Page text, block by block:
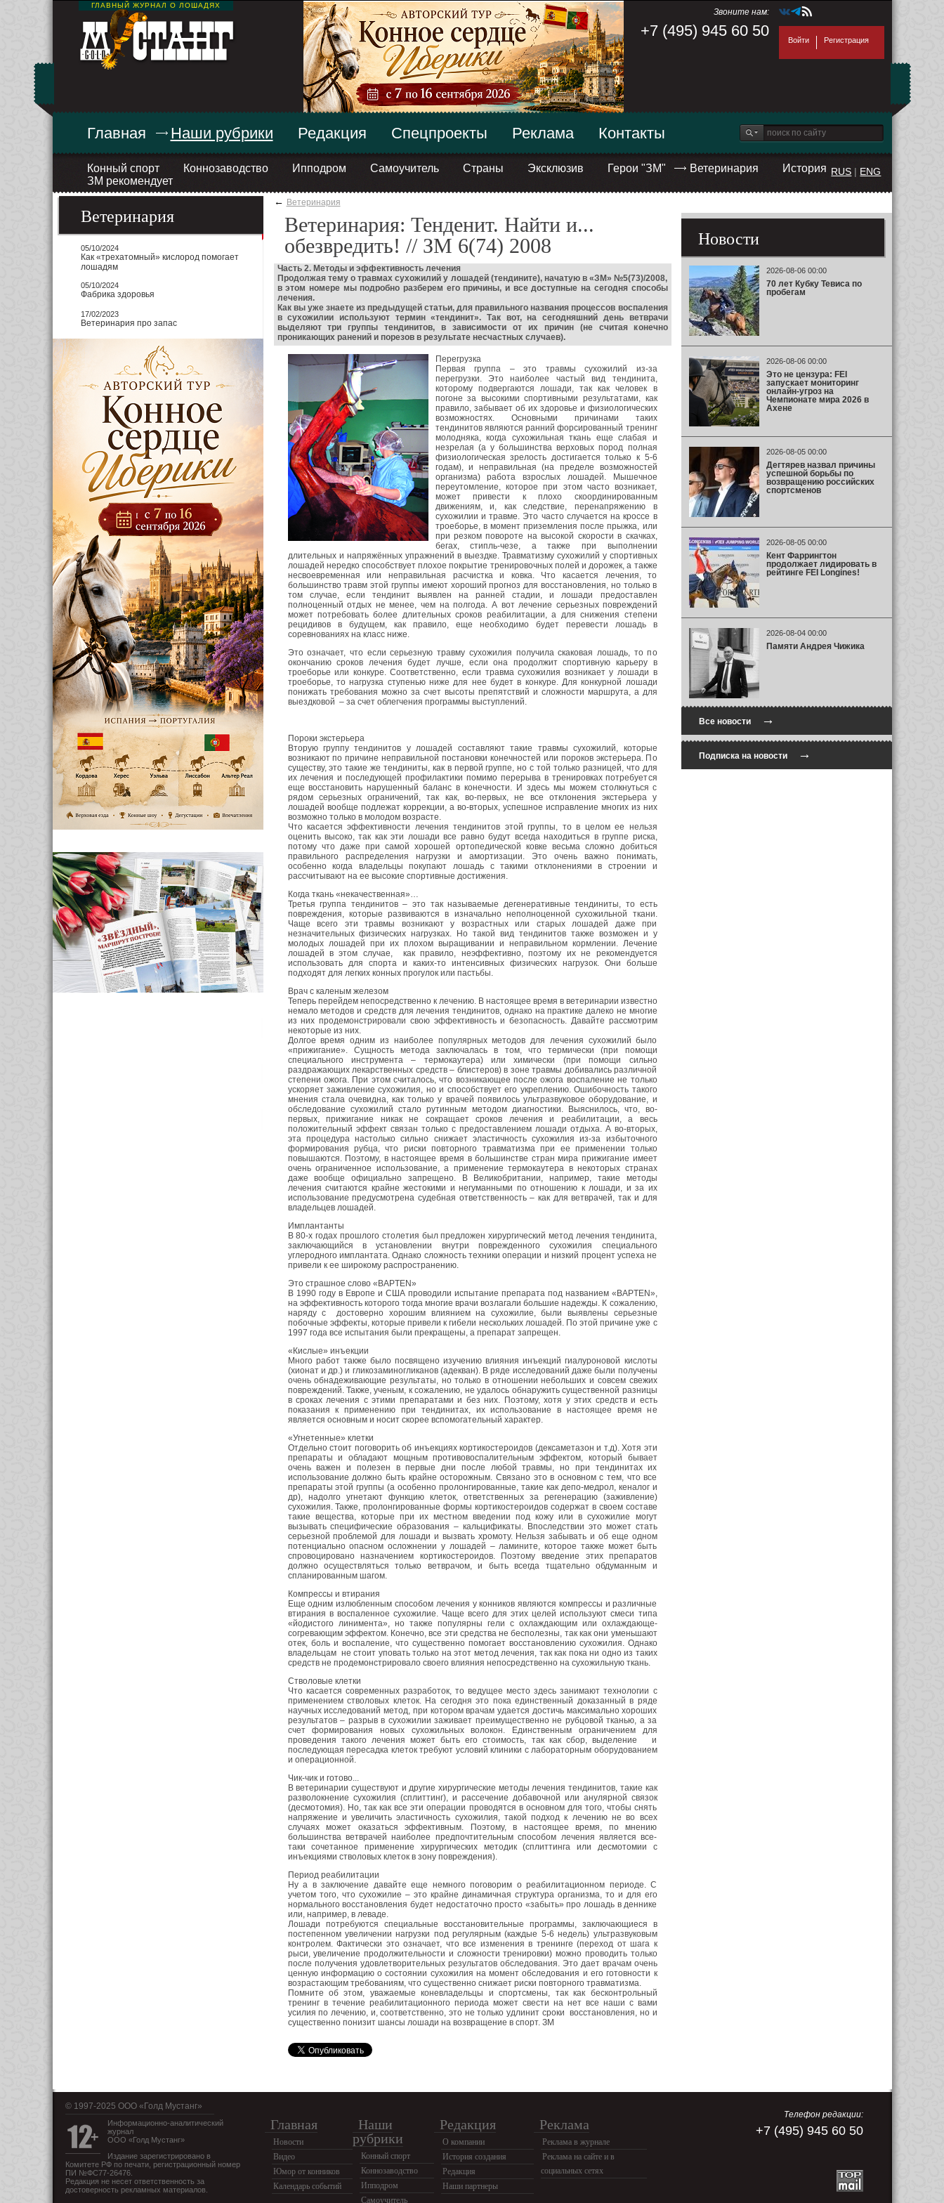
ГЛАВНЫЙ ЖУРНАЛ О ЛОШАДЯХ
Звоните нам:
+7 (495) 945 60 50
Войти Регистрация
Главная Наши рубрики
Конный спорт Коннозаводство Ипподром Самоучитель Страны Эксклюзив Герои "ЗМ" Ветеринария
История
ЗМ рекомендует
Редакция Спецпроекты Реклама Контакты
RUS | ENG
Ветеринария
05/10/2024
Как «трехатомный» кислород помогает
лошадям
05/10/2024
Фабрика здоровья
17/02/2023
Ветеринария про запас
← Ветеринария
Ветеринария: Тенденит. Найти и...
обезвредить! // ЗМ 6(74) 2008
Часть 2. Методы и эффективность лечения
Продолжая тему о травмах сухожилий у лошадей (тендините), начатую в «ЗМ» №5(73)/2008,
в этом номере мы подробно разберем его причины, и все доступные на сегодня способы
лечения.
Как вы уже знаете из предыдущей статьи, для правильного названия процессов воспаления
в сухожилии используют термин «тендинит». Так вот, на сегодняшний день ветврачи
выделяют три группы тендинитов, в зависимости от их причин (не считая конечно
проникающих ранений и порезов в результате несчастных случаев).
Перегрузка
Первая группа – это травмы сухожилий из-за
перегрузки. Это наиболее частый вид тендинита,
которому подвергаются лошади, так как человек в
погоне за высокими спортивными результатами, как
правило, забывает об их здоровье и физиологических
возможностях. Основными причинами таких
тендинитов являются ранний форсированный тренинг
молодняка, когда сухожильная ткань еще слабая и
незрелая (а у большинства верховых пород полная
физиологическая зрелость достигается только к 5-6
годам), и неправильная (на пределе возможностей
организма) работа взрослых лошадей. Мышечное
переутомление, которое при этом часто возникает,
может привести к плохо скоординированным
движениям, и, как следствие, перенапряжению в
сухожилии и травме. Это часто случается на кроссе в
троеборье, в момент приземления после прыжка, или
при резком повороте на высокой скорости в скачках,
бегах, стипль-чезе, а также при выполнении
длительных и напряжённых упражнений в выездке. Травматизму сухожилий у спортивных
лошадей нередко способствует плохое покрытие тренировочных полей и дорожек, а также
несвоевременная или неправильная расчистка и ковка. Что касается лечения, то
большинство травм этой группы имеют хороший прогноз для восстановления, но только в
том случае, если тендинит выявлен на ранней стадии, и лошади предоставлен
полноценный отдых не менее, чем на полгода. А вот лечение серьезных повреждений
может потребовать более длительных сроков реабилитации, а для снижения степени
рецидивов в будущем, как правило, еще необходимо будет перевести лошадь в
соревнованиях на класс ниже.
Это означает, что если серьезную травму сухожилия получила скаковая лошадь, то по
окончанию сроков лечения будет лучше, если она продолжит спортивную карьеру в
троеборье или конкуре. Соответственно, если травма сухожилия возникает у лошади в
троеборье, то нагрузка ступенью ниже для нее будет в конкуре. Для конкурной лошади
понижать требования можно за счет высоты препятствий и сложности маршрута, а для
выездковой – за счет облегчения программы выступлений.
Пороки экстерьера
Вторую группу тендинитов у лошадей составляют такие травмы сухожилий, которые
возникают по причине неправильной постановки конечностей или пороков экстерьера. По
существу, это такие же тендиниты, как в первой группе, но с той только разницей, что для
их лечения и последующей профилактики помимо перерыва в тренировках потребуется
еще восстановить нарушенный баланс в конечности. И здесь мы можем столкнуться с
рядом серьезных ограничений, так как, во-первых, не все отклонения экстерьера у
лошадей вообще подлежат коррекции, а во-вторых, успешное исправление многих из них
возможно только в молодом возрасте.
Что касается эффективности лечения тендинитов этой группы, то в целом ее нельзя
оценить высоко, так как эти лошади все равно будут всегда находиться в группе риска,
потому что даже при самой хорошей ортопедической ковке весьма сложно добиться
правильного распределения нагрузки и амортизации. Это очень важно понимать,
особенно когда владельцы покупают лошадь с такими отклонениями в строении и
рассчитывают на ее высокие спортивные достижения.
Когда ткань «некачественная»…
Третья группа тендинитов – это так называемые дегенеративные тендиниты, то есть
повреждения, которые развиваются в изначально неполноценной сухожильной ткани.
Чаще всего эти травмы возникают у возрастных или старых лошадей даже при
незначительных физических нагрузках. Но такой вид тендинитов также возможен и у
молодых лошадей при их плохом выращивании и неправильном кормлении. Лечение
лошадей в этом случае, как правило, неэффективно, поэтому их не рекомендуется
использовать для спорта и каких-то интенсивных физических нагрузок. Они больше
подходят для легких конных прогулок или пастьбы.
Врач с каленым железом
Теперь перейдем непосредственно к лечению. В настоящее время в ветеринарии известно
немало методов и средств для лечения тендинитов, однако на практике далеко не многие
из них продемонстрировали свою эффективность и безопасность. Давайте рассмотрим
некоторые из них.
Долгое время одним из наиболее популярных методов для лечения сухожилий было
«прижигание». Сущность метода заключалась в том, что термически (при помощи
специального инструмента – термокаутера) или химически (при помощи сильно
раздражающих лекарственных средств – блистеров) в зоне травмы добивались различной
степени ожога. При этом считалось, что возникающее после ожога воспаление не только
ускоряет заживление сухожилия, но и способствует его укреплению. Ошибочность такого
мнения стала очевидна, как только у врачей появилось ультразвуковое оборудование, и
обследование сухожилий стало рутинным методом диагностики. Выяснилось, что, во-
первых, прижигание никак не сокращает сроков лечения и реабилитации, а весь
положительный эффект связан только с предоставлением лошади отдыха. А во-вторых,
эта процедура настолько сильно снижает эластичность сухожилия из-за избыточного
формирования рубца, что риски повторного травматизма при ее применении только
повышаются. Поэтому, в настоящее время в большинстве стран мира прижигание имеет
очень ограниченное использование, а применение термокаутера в некоторых странах
даже вообще официально запрещено. В Великобритании, например, такие методы
лечения считаются крайне жестокими и негуманными по отношению к лошади, и за их
использование предусмотрена судебная ответственность – как для ветврачей, так и для
владельцев лошадей.
Имплантанты
В 80-х годах прошлого столетия был предложен хирургический метод лечения тендинита,
заключающийся в установлении внутри поврежденного сухожилия специального
углеродного имплантата. Однако сложность техники операции и низкий процент успеха не
привели к ее широкому распространению.
Это страшное слово «BAPTEN»
В 1990 году в Европе и США проводили испытание препарата под названием «BAPTEN»,
на эффективность которого тогда многие врачи возлагали большие надежды. К сожалению,
наряду с достоверно хорошим влиянием на сухожилие, были выявлены серьезные
побочные эффекты, которые привели к гибели нескольких лошадей. По этой причине уже с
1997 года все испытания были прекращены, а препарат запрещен.
«Кислые» инъекции
Много работ также было посвящено изучению влияния инъекций гиалуроновой кислоты
(хионат и др.) и гликозаминогликанов (адекван). В ряде исследований даже были получены
очень обнадеживающие результаты, но только в отношении небольших и совсем свежих
повреждений. Также, ученым, к сожалению, не удалось обнаружить существенной разницы
в сроках лечения с этими препаратами и без них. Поэтому, хотя у этих средств и есть
показания к применению при тендинитах, их использование в настоящее время не
является основным и носит скорее вспомогательный характер.
«Угнетенные» клетки
Отдельно стоит поговорить об инъекциях кортикостероидов (дексаметазон и т.д). Хотя эти
препараты и обладают мощным противовоспалительным эффектом, который бывает
очень важен и полезен в первые дни после любой травмы, но при тендинитах их
использование должно быть крайне осторожным. Связано это в основном с тем, что все
препараты этой группы (а особенно пролонгированные, такие как депо-медрол, кеналог и
др), надолго угнетают функцию клеток, ответственных за регенерацию (заживление)
сухожилия. Также, пролонгированные формы кортикостероидов содержат в своем составе
такие вещества, которые при их местном введении под кожу или в сухожилие могут
вызывать специфические образования – кальцификаты. Впоследствии это может стать
серьезной проблемой для лошади и вызвать хромоту. Нельзя забывать и об еще одном
потенциально опасном осложнении у лошадей – ламините, которое также может быть
спровоцировано назначением кортикостероидов. Поэтому введение этих препаратов
должно осуществляться только ветврачом, и быть всегда тщательно обдуманным и
спланированным шагом.
Компрессы и втирания
Еще одним излюбленным способом лечения у конников являются компрессы и различные
втирания в воспаленное сухожилие. Чаще всего для этих целей используют смеси типа
«йодистого линимента», но также популярны гели с охлаждающим или охлаждающе-
согревающим эффектом. Конечно, все эти средства не бесполезны, так как они уменьшают
отек, боль и воспаление, что существенно помогает восстановлению сухожилия. Однако
владельцам не стоит уповать только на этот метод лечения, так как пока ни одно из таких
средств не продемонстрировало своего влияния непосредственно на сухожильную ткань.
Стволовые клетки
Что касается современных разработок, то ведущее место здесь занимают технологии с
применением стволовых клеток. На сегодня это пока единственный доказанный в ряде
научных исследований метод, при котором врачам удается достичь максимально хороших
результатов – разрыв в сухожилии заживает преимущественно не рубцовой тканью, а за
счет формирования новых сухожильных волокон. Единственным ограничением для
проведения такого лечения может быть его стоимость, так как сбор, выделение и
последующая пересадка клеток требуют условий клиники с лабораторным оборудованием
и операционной.
Чик-чик и готово...
В ветеринарии существуют и другие хирургические методы лечения тендинитов, такие как
разволокнение сухожилия (сплиттинг), и рассечение добавочной или анулярной связок
(десмотомия). Но, так как все эти операции проводятся в основном для того, чтобы снять
напряжение и увеличить эластичность сухожилия, такой подход к лечению не во всех
случаях может оказаться эффективным. Поэтому, в настоящее время, по мнению
большинства ветврачей наиболее предпочтительным способом лечения является все-
таки сочетанное применение хирургических методик (сплиттинга или десмотомии с
инъекциями стволовых клеток в зону повреждения).
Период реабилитации
Ну а в заключение давайте еще немного поговорим о реабилитационном периоде. С
учетом того, что сухожилие – это крайне динамичная структура организма, то и для его
нормального восстановления будет недостаточно просто «забыть» про лошадь в деннике
или, например, в леваде.
Лошади потребуются специальные восстановительные программы, заключающиеся в
постепенном увеличении нагрузки под регулярным (каждые 5-6 недель) ультразвуковым
контролем. Фактически это означает, что все изменения в тренинге (переход от шага к
рыси, увеличение продолжительности и сложности тренировки) можно проводить только
после получения удовлетворительных результатов обследования. Это дает врачам очень
ценную информацию о состоянии сухожилия на момент обследования и его готовности к
возрастающим требованиям, что существенно снижает риски повторного травматизма.
Помните об этом, уважаемые коневладельцы и спортсмены, так как бесконтрольный
тренинг в течение реабилитационного периода может свести на нет все наши с вами
усилия по лечению, и, соответственно, это не только удлинит сроки восстановления, но и
существенно понизит шансы лошади на возвращение в спорт. ЗМ
Новости
2026-08-06 00:00
70 лет Кубку Тевиса по
пробегам
2026-08-06 00:00
Это не цензура: FEI
запускает мониторинг
онлайн-угроз на
Чемпионате мира 2026 в
Ахене
2026-08-05 00:00
Дегтярев назвал причины
успешной борьбы по
возвращению российских
спортсменов
2026-08-05 00:00
Кент Фаррингтон
продолжает лидировать в
рейтинге FEI Longines!
2026-08-04 00:00
Памяти Андрея Чижика
Все новости→
Подписка на новости→
© 1997-2025 OOO «Голд Мустанг»
Информационно-аналитический
журнал
ООО «Голд Мустанг»
Издание зарегистрировано в
Комитете РФ по печати, регистрационный номер
ПИ №ФС77-26476.
Редакция не несет ответственность за
достоверность рекламных материалов.
Главная
Новости
Видео
Юмор от конников
Календарь событий
Наши
рубрики
Конный спорт
Коннозаводство
Ипподром
Самоучитель
Редакция
О компании
История создания
Редакция
Наши партнеры
Реклама
Реклама в журнале
Реклама на сайте и в
социальных сетях
Телефон редакции:
+7 (495) 945 60 50